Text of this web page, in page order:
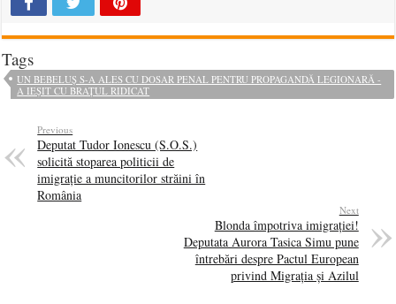
Tags
UN BEBELUȘ S-A ALES CU DOSAR PENAL PENTRU PROPAGANDĂ LEGIONARĂ -
A IEȘIT CU BRAȚUL RIDICAT
Previous
Deputat Tudor Ionescu (S.O.S.)
solicită stoparea politicii de
imigrație a muncitorilor străini în
România
Next
Blonda împotriva imigrației!
Deputata Aurora Tasica Simu pune
întrebări despre Pactul European
privind Migrația și Azilul